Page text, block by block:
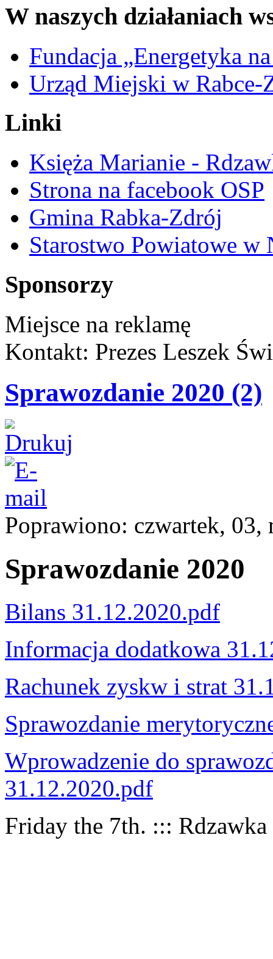
W naszych działaniach
Fundacja „Energetyka
Urząd Miejski w Rabce-
Linki
Księża Marianie -
Strona na facebook OSP
Gmina Rabka-Zdrój
Starostwo Powiatowe w
Sponsorzy
Miejsce na reklamę
Kontakt: Prezes Leszek
Sprawozdanie 2020 (2)
Poprawiono: czwartek, 03,
Sprawozdanie 2020
Bilans 31.12.2020.pdf
Informacja dodatkowa
Rachunek zyskw i strat
Sprawozdanie
Wprowadzenie do
31.12.2020.pdf
Friday the 7th. ::: Rdzawka